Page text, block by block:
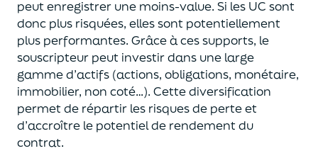
peut enregistrer une moins-value. Si les UC sont
donc plus risquées, elles sont potentiellement
plus performantes. Grâce à ces supports, le
souscripteur peut investir dans une large
gamme d’actifs (actions, obligations, monétaire,
immobilier, non coté…). Cette diversification
permet de répartir les risques de perte et
d’accroître le potentielde rendement du
contrat.